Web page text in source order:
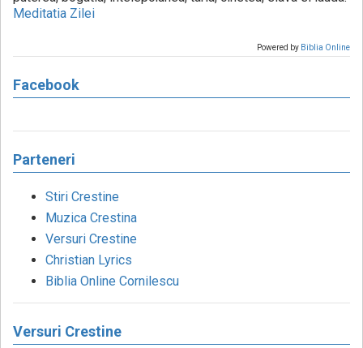
Meditatia Zilei
Powered by Biblia Online
Facebook
Parteneri
Stiri Crestine
Muzica Crestina
Versuri Crestine
Christian Lyrics
Biblia Online Cornilescu
Versuri Crestine